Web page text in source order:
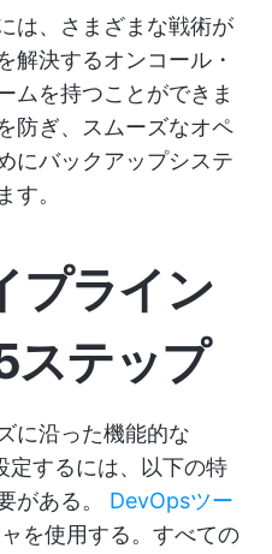
は、さまざまな戦術が
解決するオンコール・
ムを持つことができま
防ぎ、スムーズなオペ
にバックアップシステ
す。
プライン
ステップ
に沿った機能的な
定するには、以下の特
がある。 DevOpsツー
を使用する。すべての